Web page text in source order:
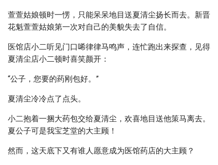
萱萱姑娘顿时一愣，只能呆呆地目送夏清尘扬长而去。新晋
花魁萱萱姑娘第一次对自己的美貌失去了自信。
医馆店小二听见门口唏律律马鸣声，连忙跑出来探查，见得
夏清尘店小二顿时喜笑颜开：
“公子，您要的药刚包好。”
夏清尘冷冷点了点头。
小二抱着一捆大药包交给夏清尘，欢喜地目送他策马离去。
夏公子可是我宝芝堂的大主顾！
然而，这天底下又有谁人愿意成为医馆药店的大主顾？